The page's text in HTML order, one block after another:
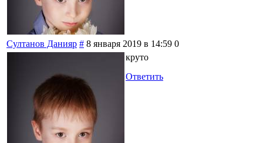
Султанов Данияр # 8 января 2019 в 14:59 0
круто
Ответить